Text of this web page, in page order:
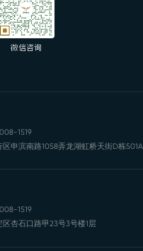
微信咨询
1519
区申滨南路1058弄龙湖虹桥天街D栋501A
1519
区杏石口路甲23号3号楼1层